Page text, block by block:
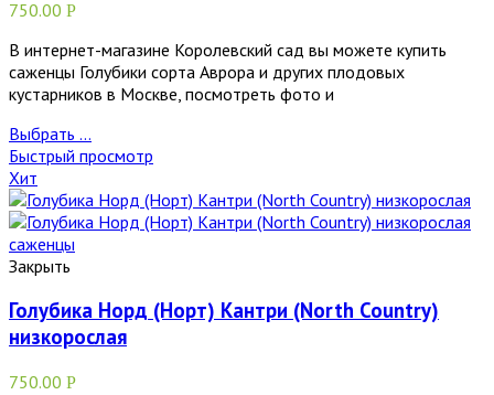
750.00 Р
В интернет-магазине Королевский сад вы можете купить
саженцы Голубики сорта Аврора и других плодовых
кустарников в Москве, посмотреть фото и
Выбрать ...
Быстрый просмотр
Хит
Закрыть
Голубика Норд (Норт) Кантри (North Country)
низкорослая
750.00 Р